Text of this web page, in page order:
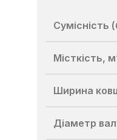
Сумісність
Місткість,
Ширина
Діаметр